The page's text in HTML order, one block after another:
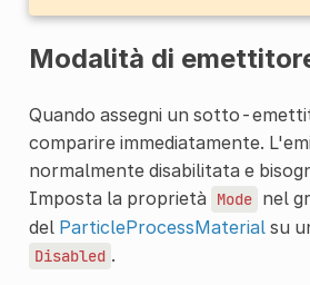
Modalità di
Quando assegni un sotto-
comparire immediatamente.
normalmente disabilitata e
Imposta la proprietà
Mode nel
del ParticleProcessMaterialsu
Disabled .